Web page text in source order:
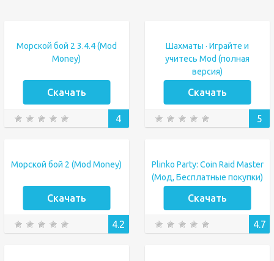
Морской бой 2 3.4.4 (Mod
Money)
Скачать
4
Шахматы · Играйте и
учитесь Mod (полная
версия)
Скачать
5
Морской бой 2 (Mod Money)
Скачать
4.2
Plinko Party: Coin Raid Master
(Мод, Бесплатные покупки)
Скачать
4.7